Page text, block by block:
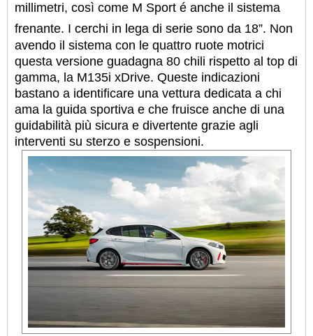
millimetri, così come M Sport é anche il sistema
frenante. I cerchi in lega di serie sono da 18”. Non
avendo il sistema con le quattro ruote motrici
questa versione guadagna 80 chili rispetto al top di
gamma, la M135i xDrive. Queste indicazioni
bastano a identificare una vettura dedicata a chi
ama la guida sportiva e che fruisce anche di una
guidabilità più sicura e divertente grazie agli
interventi su sterzo e sospensioni.